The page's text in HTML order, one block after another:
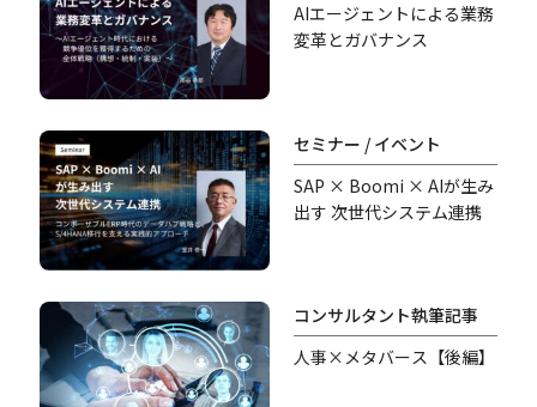
AIエージェントによる業務
変革とガバナンス
セミナー / イベント
SAP × Boomi × AIが生み
出す 次世代システム連携
コンサルタント執筆記事
人事×メタバース【後編】